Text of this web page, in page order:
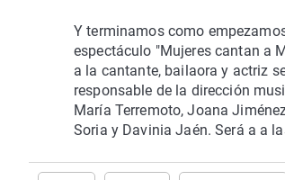
Y terminamos como
espectáculo "Mujeres cantan a
a la cantante, bailaora y actriz
responsable de la dirección
María Terremoto, Joana
Soria y Davinia Jaén. Será a a